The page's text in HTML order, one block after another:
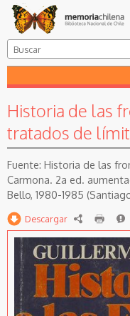
Historia de las
tratados de
Historia de las
Carmona. 2a ed.
Bello, 1980-1985
Descargar RDF